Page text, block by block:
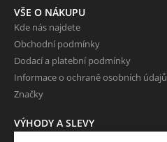
VŠE O NÁKUPU
Kde nás najdete
Obchodní podmínky
Dodací a platební podmínky
Informace o ochraně osobních údajů
Značky
VÝHODY A SLEVY